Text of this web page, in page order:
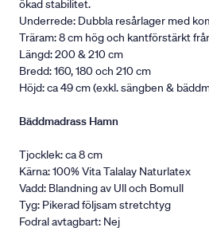
ökad stabilitet.
Underrede: Dubbla resårlager med
Träram: 8 cm hög och kantförstärkt
Längd: 200 & 210 cm
Bredd: 160, 180 och 210 cm
Höjd: ca 49 cm (exkl. sängben &
Bäddmadrass Hamn
Tjocklek: ca 8 cm
Kärna: 100% Vita Talalay Naturlatex
Vadd: Blandning av Ull och Bomull
Tyg: Pikerad följsam stretchtyg
Fodral avtagbart: Nej